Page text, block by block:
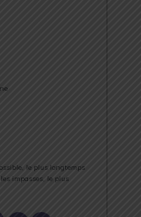
le plus longtemps
impasses, le plus